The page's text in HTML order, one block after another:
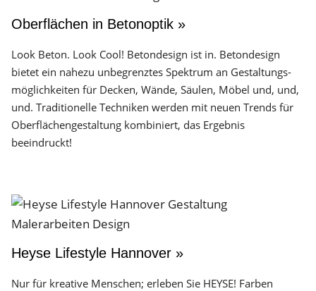
Oberflächen in Betonoptik »
Look Beton. Look Cool! Betondesign ist in. Betondesign
bietet ein nahezu unbegrenztes Spektrum an Gestaltungs­
möglichkeiten für Decken, Wände, Säulen, Möbel und, und,
und. Traditionelle Techniken werden mit neuen Trends für
Oberflächen­gestaltung kombiniert, das Ergebnis
beeindruckt!
Heyse Lifestyle Hannover »
Nur für kreative Menschen; erleben Sie HEYSE! Farben